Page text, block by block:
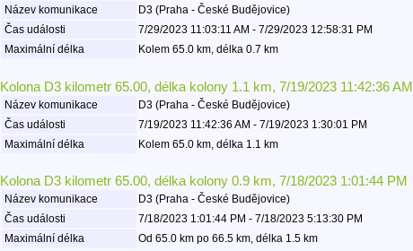
Název komunikace D3 (Praha - České Budějovice)
Čas události
7/29/2023 11:03:11 AM - 7/29/2023 12:58:31 PM
Maximální délka
Kolem 65.0 km, délka 0.7 km
Kolona D3 kilometr 65.00, délka kolony 1.1 km, 7/19/2023 11:42:36 AM
Název komunikace D3 (Praha - České Budějovice)
Čas události
7/19/2023 11:42:36 AM - 7/19/2023 1:30:01 PM
Maximální délka
Kolem 65.0 km, délka 1.1 km
Kolona D3 kilometr 65.00, délka kolony 0.9 km, 7/18/2023 1:01:44 PM
Název komunikace D3 (Praha - České Budějovice)
Čas události
7/18/2023 1:01:44 PM - 7/18/2023 5:13:30 PM
Maximální délka
Od 65.0 km po 66.5 km, délka 1.5 km